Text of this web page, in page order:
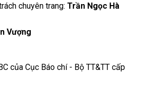
chuyên trang: Trần Ngọc Hà
Vượng
của Cục Báo chí - Bộ TT&TT cấp